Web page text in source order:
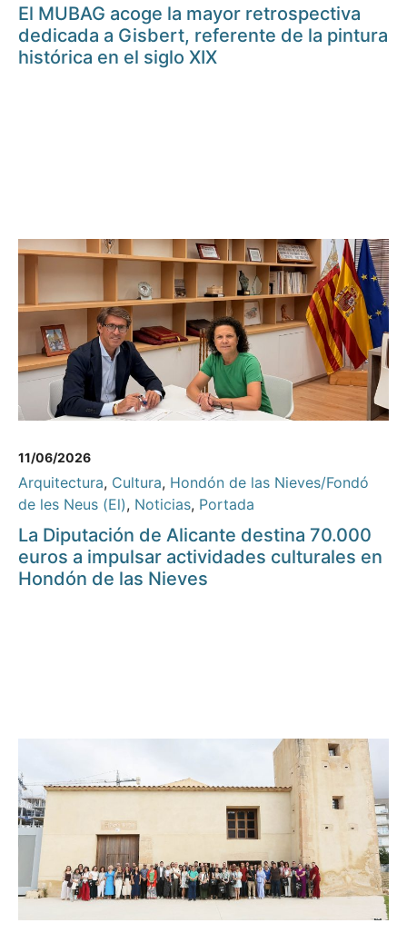
El MUBAG acoge la mayor retrospectiva
dedicada a Gisbert, referente de la pintura
histórica en el siglo XIX
11/06/2026
Arquitectura, Cultura, Hondón de las Nieves/Fondó
de les Neus (El), Noticias, Portada
La Diputación de Alicante destina 70.000
euros a impulsar actividades culturales en
Hondón de las Nieves